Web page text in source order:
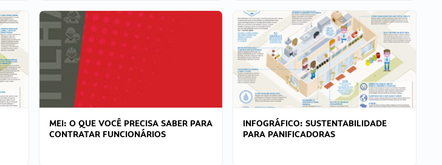
MEI: O QUE VOCÊ PRECISA SABER PARA
CONTRATAR FUNCIONÁRIOS
INFOGRÁFICO: SUSTENTABILIDADE
PARA PANIFICADORAS